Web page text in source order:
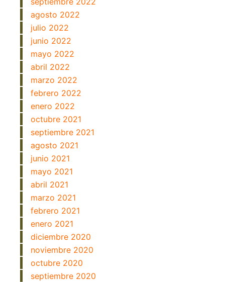
agosto 2022
julio 2022
junio 2022
mayo 2022
abril 2022
marzo 2022
febrero 2022
enero 2022
octubre 2021
septiembre 2021
agosto 2021
junio 2021
mayo 2021
abril 2021
marzo 2021
febrero 2021
enero 2021
diciembre 2020
noviembre 2020
octubre 2020
septiembre 2020